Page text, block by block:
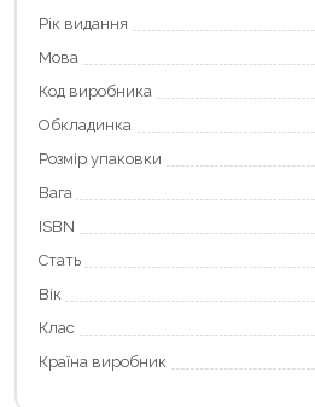
Рік видання
Мова
Код виробника
Обкладинка
Розмір упаковки
Вага
ISBN
Стать
Вік
Клас
Країна виробник